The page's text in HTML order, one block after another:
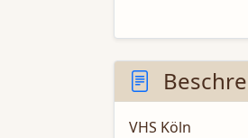
VHS Köln